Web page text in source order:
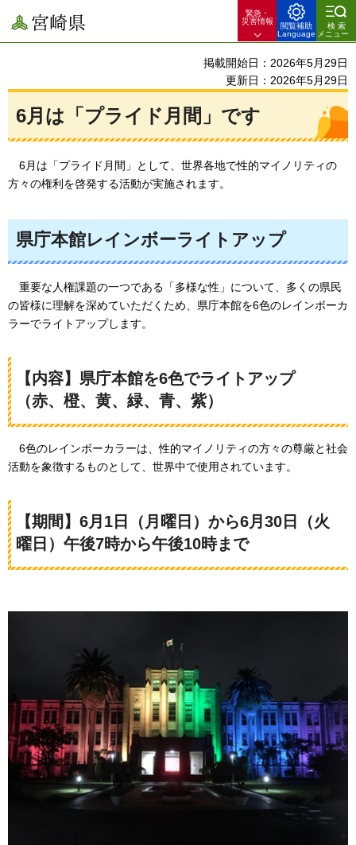
宮崎県
緊急・
災害情報
閲覧補助
Language
検索
メニュー
掲載開始日：2026年5月29日
更新日：2026年5月29日
6月は「プライド月間」です
6月は「プライド月間」として、世界各地で性的マイノリティの
方々の権利を啓発する活動が実施されます。
県庁本館レインボーライトアップ
重要な 人権課題の一つである「多様な性」について、多くの県民
の皆様に理解を深めていただくため、県庁本館を6色のレインボーカ
ラーでライトアップします。
【内容】県庁本館を6色でライトアップ
（赤、橙、黄、緑、青、紫）
6色のレインボーカラーは、性的マイノリティの方々の尊厳と社会
活動を象徴するものとして、世界中で使用されています。
【期間】6月1日（月曜日）から6月30日（火
曜日）午後7時から午後10時まで